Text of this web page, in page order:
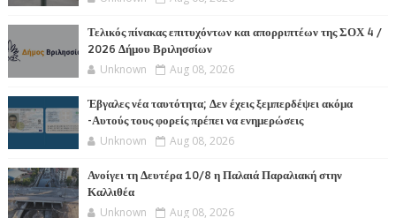
Τελικός πίνακας επιτυχόντων και απορριπτέων της ΣΟΧ 4 /
2026 Δήμου Βριλησσίων
Unknown Aug 08, 2026
Έβγαλες νέα ταυτότητα; Δεν έχεις ξεμπερδέψει ακόμα
-Αυτούς τους φορείς πρέπει να ενημερώσεις
Unknown Aug 08, 2026
Ανοίγει τη Δευτέρα 10/8 η Παλαιά Παραλιακή στην
Καλλιθέα
Unknown Aug 08, 2026